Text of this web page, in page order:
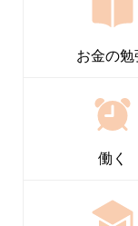
お金の勉
働く